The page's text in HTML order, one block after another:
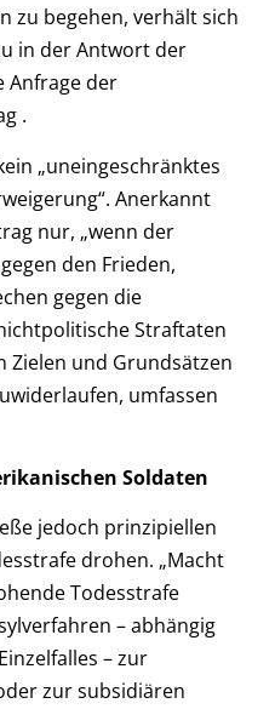
zu begehen, verhält sich
in der Antwort der
Anfrage der
.
„uneingeschränktes
Anerkannt
nur, „wenn der
den Frieden,
gegen die
Straftaten
Zielen und Grundsätzen
umfassen
Soldaten
jedoch prinzipiellen
drohen. „Macht
Todesstrafe
– abhängig
– zur
zur subsidiären